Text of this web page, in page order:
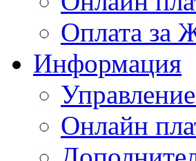
Оплата за
Информация
Онлайн